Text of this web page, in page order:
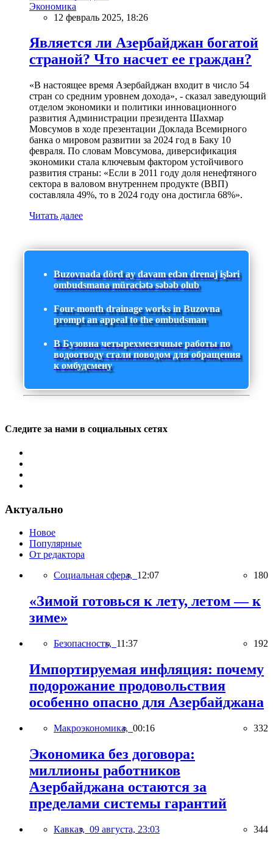
Экономика
12 февраль 2025, 18:26
Является ли Азербайджан богатой
страной? Что насчет ее граждан?
«В настоящее время Азербайджан входит в число 54
стран со средним уровнем дохода», - сказал заведующий
отделом экономики и политики инновационного
развития Администрации президента Шахмар
Мовсумов в ходе презентации Доклада Всемирного
банка о мировом развитии за 2024 год в Баку 10
февраля. По словам Мовсумова, диверсификация
экономики стала ключевым фактором устойчивого
развития страны: «Если в 2011 году доля ненефтяного
сектора в валовом внутреннем продукте (ВВП)
составляла 49%, то в 2024 году она достигла 68%».
Читать далее
Buzovnada dörd ay davam edən drenaj işləri
ombudsmana müraciətə səbəb olub
Four-month drainage works in Buzovna
prompt an appeal to the ombudsman
В Бузовна четырехмесячные работы по
водоотводу стали поводом для обращения
к омбудсмену
Следите за нами в социальных сетях
Актуально
Новое
Популярные
От редактора
Социальная сфера, 12:07 180
«Зимой готовься к лету, летом — к
зиме»
Безопасность, 11:37 192
Импортируемая инфляция: почему
подорожание продовольствия
особенно опасно для Азербайджана
Макроэкономика, 00:16 332
Экономика без договора:
миллионы работников
Азербайджана остаются за
пределами системы гарантий
Кавказ, 09 августа, 23:03 344